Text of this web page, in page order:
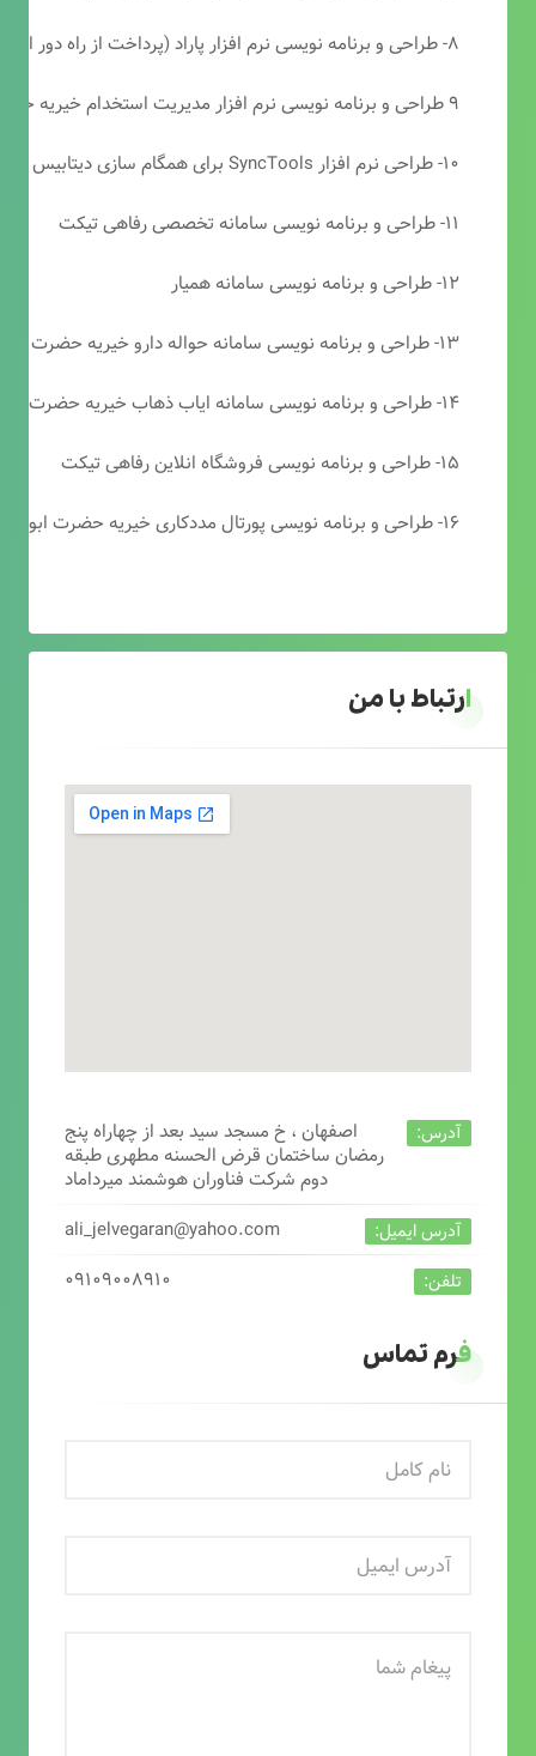
۸- طراحی و برنامه نویسی نرم افزار پاراد (پرداخت از راه دور انجمن مددکاری امام زمان(عج))
۹ طراحی و برنامه نویسی نرم افزار مدیریت استخدام خیریه حضرت ابوالفضل (ع)
۱۰- طراحی نرم افزار SyncTools برای همگام سازی دیتابیس های SQL Server
۱۱- طراحی و برنامه نویسی سامانه تخصصی رفاهی تیکت
۱۲- طراحی و برنامه نویسی سامانه همیار
۱۳- طراحی و برنامه نویسی سامانه حواله دارو خیریه حضرت ابوالفضل (ع)
۱۴- طراحی و برنامه نویسی سامانه ایاب ذهاب خیریه حضرت ابوالفضل (ع)
۱۵- طراحی و برنامه نویسی فروشگاه انلاین رفاهی تیکت
۱۶- طراحی و برنامه نویسی پورتال مددکاری خیریه حضرت ابوالفضل (ع)
ارتباط با من
آدرس:
اصفهان ، خ مسجد سید بعد از چهاراه پنج
رمضان ساختمان قرض الحسنه مطهری طبقه
دوم شرکت فناوران هوشمند میرداماد
آدرس ایمیل: ali_jelvegaran@yahoo.com
تلفن: ۰۹۱۰۹۰۰۸۹۱۰
فرم تماس